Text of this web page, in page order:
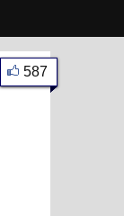
587